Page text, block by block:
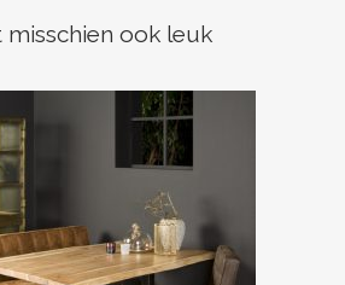
misschien ook leuk